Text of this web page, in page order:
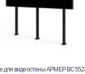
для видеостены АРМЕР